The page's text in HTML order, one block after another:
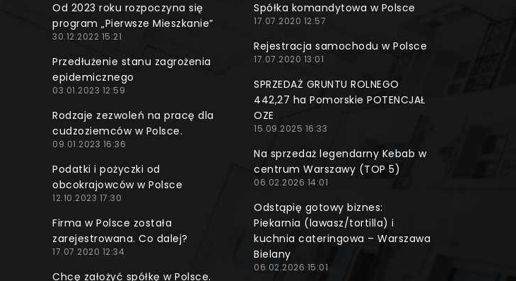
Od 2023 roku rozpoczyna się
program „Pierwsze Mieszkanie”
30.12.2022 15:21
Przedłużenie stanu zagrożenia
epidemicznego
03.01.2023 12:59
Rodzaje zezwoleń na pracę dla
cudzoziemców w Polsce.
09.01.2023 16:36
Podatki i pożyczki od
obcokrajowców w Polsce
12.10.2023 17:30
Firma w Polsce została
zarejestrowana. Co dalej?
17.07.2020 12:34
Chcę założyć spółkę w Polsce.
Spółka komandytowa w Polsce
17.07.2020 12:57
Rejestracja samochodu w Polsce
17.07.2020 13:01
SPRZEDAŻ GRUNTU ROLNEGO
442,27 ha Pomorskie POTENCJAŁ
OZE
15.09.2025 16:33
Na sprzedaż legendarny Kebab w
centrum Warszawy (TOP 5)
06.02.2026 14:01
Odstąpię gotowy biznes:
Piekarnia (lawasz/tortilla) i
kuchnia cateringowa – Warszawa
Bielany
06.02.2026 15:01